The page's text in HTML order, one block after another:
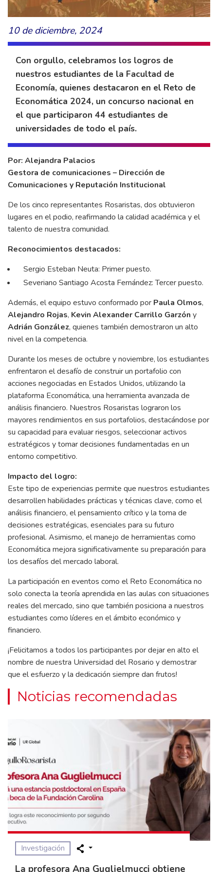
10 de diciembre, 2024
Con orgullo, celebramos los logros de
nuestros estudiantes de la Facultad de
Economía, quienes destacaron en el Reto de
Economática 2024, un concurso nacional en
el que participaron 44 estudiantes de
universidades de todo el país.
Por: Alejandra Palacios
Gestora de comunicaciones – Dirección de
Comunicaciones y Reputación Institucional
De los cinco representantes Rosaristas, dos obtuvieron
lugares en el podio, reafirmando la calidad académica y el
talento de nuestra comunidad.
Reconocimientos destacados:
Sergio Esteban Neuta: Primer puesto.
Severiano Santiago Acosta Fernández: Tercer puesto.
Además, el equipo estuvo conformado por Paula Olmos,
Alejandro Rojas, Kevin Alexander Carrillo Garzón y
Adrián González, quienes también demostraron un alto
nivel en la competencia.
Durante los meses de octubre y noviembre, los estudiantes
enfrentaron el desafío de construir un portafolio con
acciones negociadas en Estados Unidos, utilizando la
plataforma Economática, una herramienta avanzada de
análisis financiero. Nuestros Rosaristas lograron los
mayores rendimientos en sus portafolios, destacándose por
su capacidad para evaluar riesgos, seleccionar activos
estratégicos y tomar decisiones fundamentadas en un
entorno competitivo.
Impacto del logro:
Este tipo de experiencias permite que nuestros estudiantes
desarrollen habilidades prácticas y técnicas clave, como el
análisis financiero, el pensamiento crítico y la toma de
decisiones estratégicas, esenciales para su futuro
profesional. Asimismo, el manejo de herramientas como
Economática mejora significativamente su preparación para
los desafíos del mercado laboral.
La participación en eventos como el Reto Economática no
solo conecta la teoría aprendida en las aulas con situaciones
reales del mercado, sino que también posiciona a nuestros
estudiantes como líderes en el ámbito económico y
financiero.
¡Felicitamos a todos los participantes por dejar en alto el
nombre de nuestra Universidad del Rosario y demostrar
que el esfuerzo y la dedicación siempre dan frutos!
Noticias recomendadas
Investigación
La profesora Ana Guglielmucci obtiene